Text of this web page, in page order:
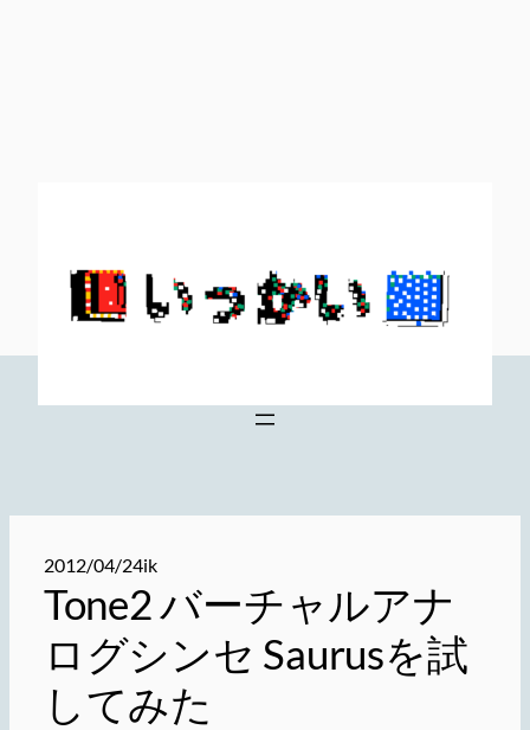
2012/04/24ik
Tone2 バーチャルアナ
ログシンセ Saurusを試
してみた